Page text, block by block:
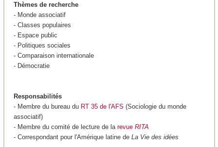
Thèmes de recherche
- Monde associatif
- Classes populaires
- Espace public
- Politiques sociales
- Comparaison internationale
- Démocratie
Responsabilités
- Membre du bureau du RT 35 de l'AFS (Sociologie du monde
associatif)
- Membre du comité de lecture de la revue RITA
- Correspondant pour l'Amérique latine de L a Vie des idées